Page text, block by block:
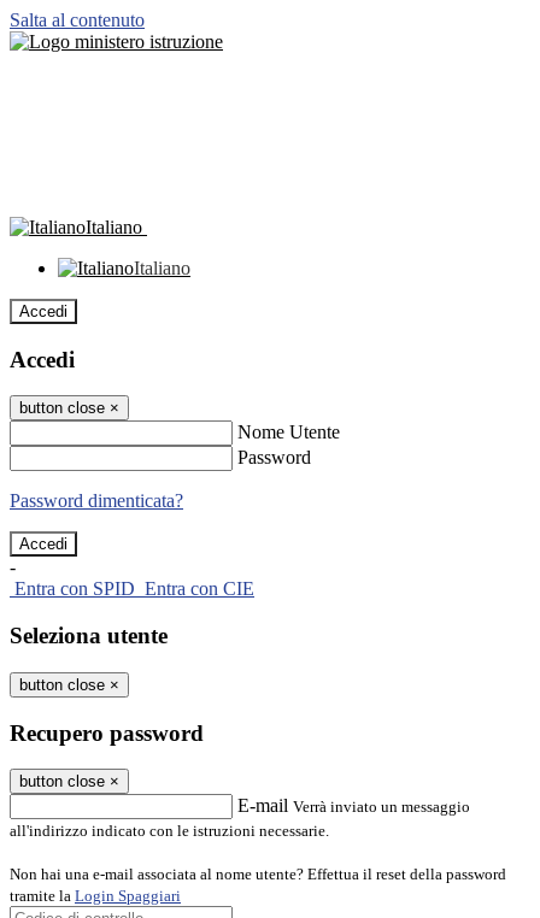
Salta al contenuto
Italiano
Italiano
Accedi
Accedi
button close ×
Nome Utente
Password
Password dimenticata?
-
Entra con SPID Entra con CIE
Seleziona utente
button close ×
Recupero password
button close ×
E-mail Verrà inviato un messaggio
all'indirizzo indicato con le istruzioni necessarie.
Non hai una e-mail associata al nome utente? Effettua il reset della password
tramite la Login Spaggiari